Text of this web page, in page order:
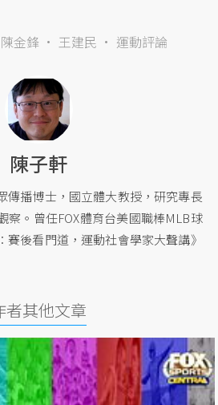
陳金鋒 王建民 運動評論
陳子軒
傳播博士，國立體大教授，研究專長
察。曾任FOX體育台美國職棒MLB球
後看門道，運動社會學家大聲講》
者其他文章